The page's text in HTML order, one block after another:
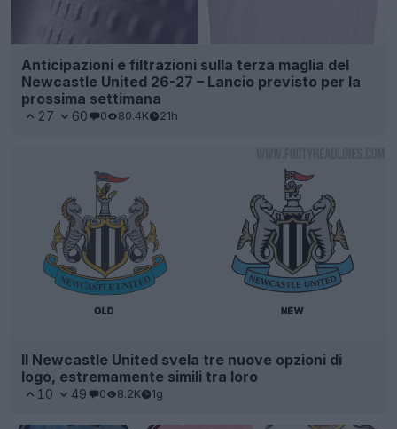
Anticipazioni e filtrazioni sulla terza maglia del
Newcastle United 26-27 – Lancio previsto per la
prossima settimana
27 60 0 80.4K 21h
Il Newcastle United svela tre nuove opzioni di
logo, estremamente simili tra loro
10 49 0 8.2K 1g